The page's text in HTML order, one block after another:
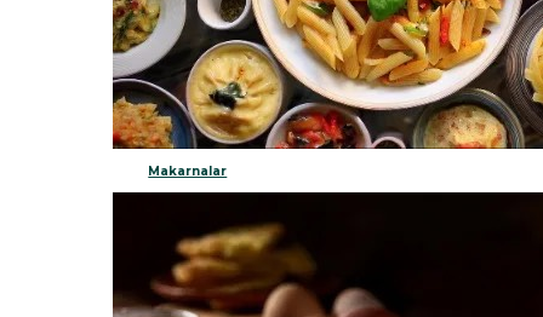
Makarnalar